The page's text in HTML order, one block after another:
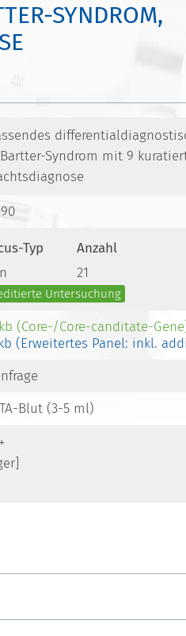
SYNDROM,
Syndrom mit 9
Typ
Anzahl
21
Untersuchung
(Core-/Core-canditate-
(Erweitertes Panel: inkl.
Blut (3-5 ml)